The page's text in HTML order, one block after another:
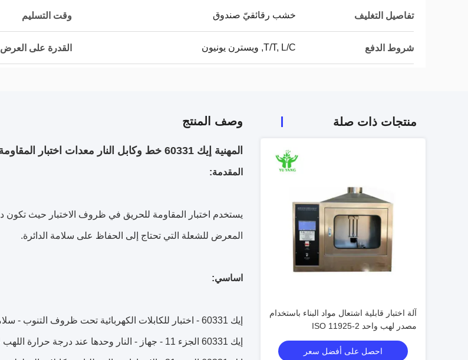
تفاصيل التغليف خشب رقائقيّ صندوق وقت التسليم
شروط الدفع T/T, L/C, ويسترن يونيون القدرة على العرض
منتجات ذات صلة
آلة اختبار قابلية اشتعال مواد البناء باستخدام
مصدر لهب واحد ISO 11925-2
احصل على أفضل سعر
وصف المنتج
المهنية إيك 60331 خط وكابل النار معدات اختبار المقاومة
المقدمة:
المعرض للشعلة التي تحتاج إلى الحفاظ على سلامة الدائرة.
اساسي:
إيك 60331 - اختبار للكابلات الكهربائية تحت ظروف التنوب - سلامة الدائرة
إيك 60331 الجزء 11 - جهاز - النار وحدها عند درجة حرارة اللهب لا يقل عن 750 درجة مئوية